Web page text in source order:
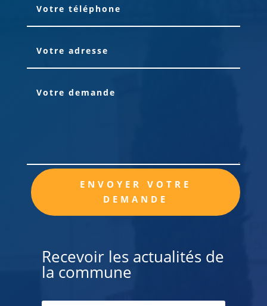
ENVOYER VOTRE
DEMANDE
Alternative:
Recevoir les actualités de
la commune